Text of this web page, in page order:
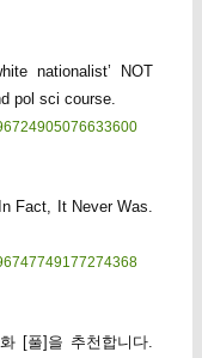
nationalist’ NOT
pol sci course.
Fact, It Never Was.
[풀]을 추천합니다.